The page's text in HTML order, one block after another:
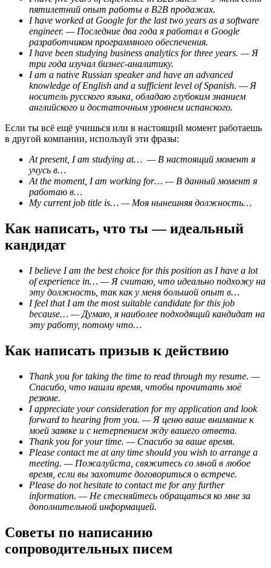
пятилетний опыт работы в B2B продажах.
I have worked at Google for the last two years as a software
engineer. — Последние два года я работал в Google
разработчиком программного обеспечения.
I have been studying business analytics for three years. — Я
три года изучал бизнес-аналитику.
I am a native Russian speaker and have an advanced
knowledge of English and a sufficient level of Spanish. — Я
носитель русского языка, обладаю глубоким знанием
английского и достаточным уровнем испанского.
Если ты всё ещё учишься или в настоящий момент работаешь
в другой компании, используй эти фразы:
At present, I am studying at… — В настоящий момент я
учусь в…
At the moment, I am working for… — В данный момент я
работаю в…
My current job title is… — Моя нынешняя должность…
Как написать, что ты — идеальный
кандидат
I believe I am the best choice for this position as I have a lot
of experience in… — Я считаю, что идеально подхожу на
эту должность, так как у меня большой опыт в…
I feel that I am the most suitable candidate for this job
because… — Думаю, я наиболее подходящий кандидат на
эту работу, потому что…
Как написать призыв к действию
Thank you for taking the time to read through my resume. —
Спасибо, что нашли время, чтобы прочитать моё
резюме.
I appreciate your consideration for my application and look
forward to hearing from you. — Я ценю ваше внимание к
моей заявке и с нетерпением жду вашего ответа.
Thank you for your time. — Спасибо за ваше время.
Please contact me at any time should you wish to arrange a
meeting. — Пожалуйста, свяжитесь со мной в любое
время, если вы захотите договориться о встрече.
Please do not hesitate to contact me for any further
information. — Не стесняйтесь обращаться ко мне за
дополнительной информацией.
Советы по написанию
сопроводительных писем